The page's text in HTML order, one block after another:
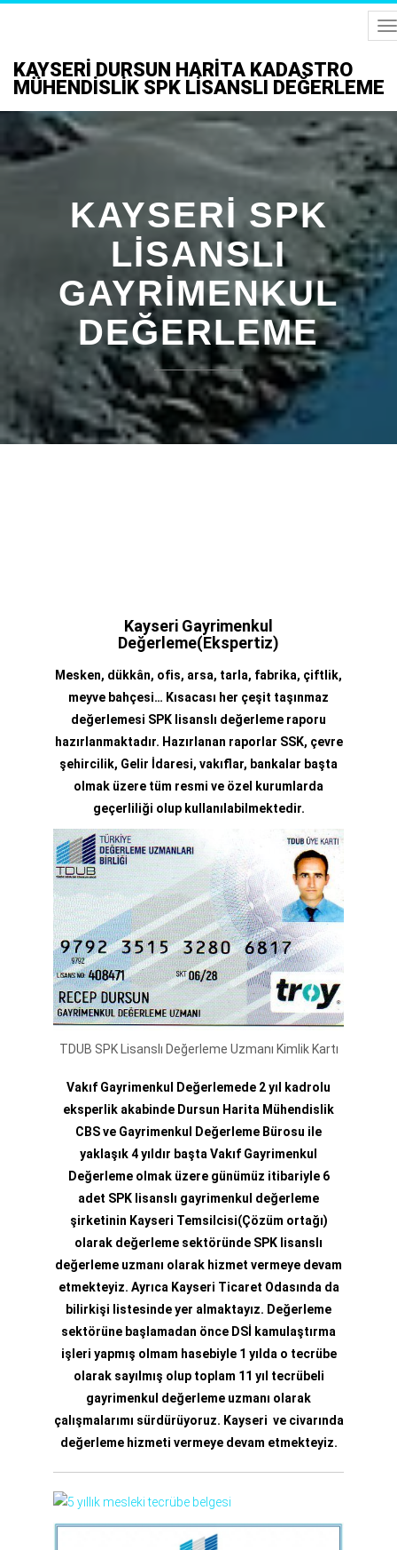
KAYSERI DURSUN HARITA KADASTRO
MÜHENDISLIK SPK LISANSLI DEĞERLEME
KAYSERI SPK
LISANSLI
GAYRIMENKUL
DEĞERLEME
Kayseri Gayrimenkul
Değerleme(Ekspertiz)
Mesken, dükkân, ofis, arsa, tarla, fabrika, çiftlik,
meyve bahçesi… Kısacası her çeşit taşınmaz
değerlemesi SPK lisanslı değerleme raporu
hazırlanmaktadır. Hazırlanan raporlar SSK, çevre
şehircilik, Gelir İdaresi, vakıflar, bankalar başta
olmak üzere tüm resmi ve özel kurumlarda
geçerliliği olup kullanılabilmektedir.
TDUB SPK Lisanslı Değerleme Uzmanı Kimlik Kartı
Vakıf Gayrimenkul Değerlemede 2 yıl kadrolu
eksperlik akabinde Dursun Harita Mühendislik
CBS ve Gayrimenkul Değerleme Bürosu ile
yaklaşık 4 yıldır başta Vakıf Gayrimenkul
Değerleme olmak üzere günümüz itibariyle 6
adet SPK lisanslı gayrimenkul değerleme
şirketinin Kayseri Temsilcisi(Çözüm ortağı)
olarak değerleme sektöründe SPK lisanslı
değerleme uzmanı olarak hizmet vermeye devam
etmekteyiz. Ayrıca Kayseri Ticaret Odasında da
bilirkişi listesinde yer almaktayız. Değerleme
sektörüne başlamadan önce DSİ kamulaştırma
işleri yapmış olmam hasebiyle 1 yılda o tecrübe
olarak sayılmış olup toplam 11 yıl tecrübeli
gayrimenkul değerleme uzmanı olarak
çalışmalarımı sürdürüyoruz. Kayseri ve civarında
değerleme hizmeti vermeye devam etmekteyiz.